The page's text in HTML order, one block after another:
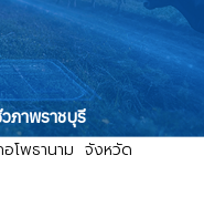
ภาพราชบุรี
โพธานาม จังหวัด